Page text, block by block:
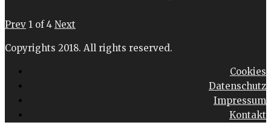
Prev 1 of 4 Next
Copyrights 2018. All rights reserved.
Cookies
Datenschutz
Impressum
Kontakt